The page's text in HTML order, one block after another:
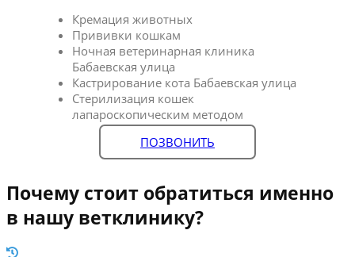
Кремация животных
Прививки кошкам
Ночная ветеринарная клиника
Бабаевская улица
Кастрирование кота Бабаевская улица
Стерилизация кошек
лапароскопическим методом
ПОЗВОНИТЬ
Почему стоит обратиться именно
в нашу ветклинику?